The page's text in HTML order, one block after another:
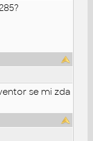
se mi zda